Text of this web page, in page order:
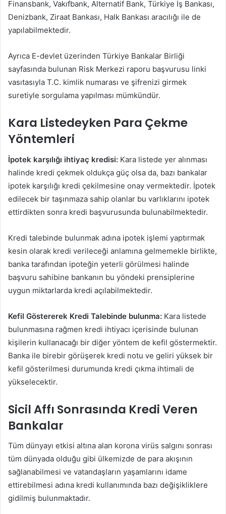
Finansbank, Vakıfbank, Alternatif Bank, Türkiye İş Bankası,
Denizbank, Ziraat Bankası, Halk Bankası aracılığı ile de
yapılabilmektedir.
Ayrıca E-devlet üzerinden Türkiye Bankalar Birliği
sayfasında bulunan Risk Merkezi raporu başvurusu linki
vasıtasıyla T.C. kimlik numarası ve şifrenizi girmek
suretiyle sorgulama yapılması mümkündür.
Kara Listedeyken Para Çekme
Yöntemleri
İpotek karşılığı ihtiyaç kredisi: Kara listede yer alınması
halinde kredi çekmek oldukça güç olsa da, bazı bankalar
ipotek karşılığı kredi çekilmesine onay vermektedir. İpotek
edilecek bir taşınmaza sahip olanlar bu varlıklarını ipotek
ettirdikten sonra kredi başvurusunda bulunabilmektedir.
Kredi talebinde bulunmak adına ipotek işlemi yaptırmak
kesin olarak kredi verileceği anlamına gelmemekle birlikte,
banka tarafından ipoteğin yeterli görülmesi halinde
başvuru sahibine bankanın bu yöndeki prensiplerine
uygun miktarlarda kredi açılabilmektedir.
Kefil Göstererek Kredi Talebinde bulunma: Kara listede
bulunmasına rağmen kredi ihtiyacı içerisinde bulunan
kişilerin kullanacağı bir diğer yöntem de kefil göstermektir.
Banka ile birebir görüşerek kredi notu ve geliri yüksek bir
kefil gösterilmesi durumunda kredi çıkma ihtimali de
yükselecektir.
Sicil Affı Sonrasında Kredi Veren
Bankalar
Tüm dünyayı etkisi altına alan korona virüs salgını sonrası
tüm dünyada olduğu gibi ülkemizde de para akışının
sağlanabilmesi ve vatandaşların yaşamlarını idame
ettirebilmesi adına kredi kullanımında bazı değişikliklere
gidilmiş bulunmaktadır.